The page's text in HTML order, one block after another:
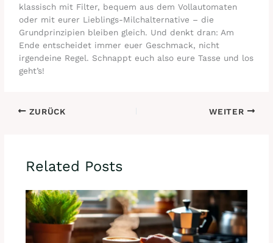
klassisch mit Filter, bequem aus dem Vollautomaten
oder mit eurer Lieblings-Milchalternative – die
Grundprinzipien bleiben gleich. Und denkt dran: Am
Ende entscheidet immer euer Geschmack, nicht
irgendeine Regel. Schnappt euch also eure Tasse und los
geht’s!
ZURÜCK WEITER
Related Posts